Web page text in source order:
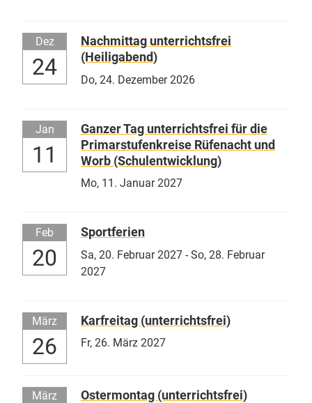
Dez
24
Nachmittag unterrichtsfrei
(Heiligabend)
Do, 24. Dezember 2026
Jan
11
Ganzer Tag unterrichtsfrei für die
Primarstufenkreise Rüfenacht und
Worb (Schulentwicklung)
Mo, 11. Januar 2027
Feb
20
Sportferien
Sa, 20. Februar 2027 - So, 28. Februar
2027
März
26
Karfreitag (unterrichtsfrei)
Fr, 26. März 2027
März Ostermontag (unterrichtsfrei)